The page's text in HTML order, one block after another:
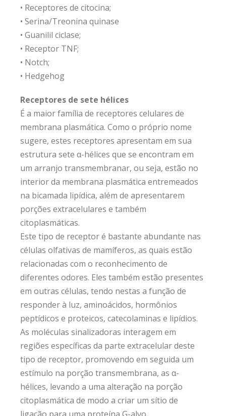
• Receptores de citocina;
• Serina/Treonina quinase
• Guanilil ciclase;
• Receptor TNF;
• Notch;
• Hedgehog
Receptores de sete hélices
É a maior família de receptores celulares de
membrana plasmática. Como o próprio nome
sugere, estes receptores apresentam em sua
estrutura sete α-hélices que se encontram em
um arranjo transmembranar, ou seja, estão no
interior da membrana plasmática entremeados
na bicamada lipídica, além de apresentarem
porções extracelulares e também
citoplasmáticas.
Este tipo de receptor é bastante abundante nas
células olfativas de mamíferos, as quais estão
relacionadas com o reconhecimento de
diferentes odores. Eles também estão presentes
em outras células, tendo nestas a função de
responder à luz, aminoácidos, hormônios
peptídicos e proteicos, catecolaminas e lipídios.
As moléculas sinalizadoras interagem em
regiões específicas da parte extracelular deste
tipo de receptor, promovendo em seguida um
estímulo na porção transmembrana, as α-
hélices, levando a uma alteração na porção
citoplasmática de modo a criar um sítio de